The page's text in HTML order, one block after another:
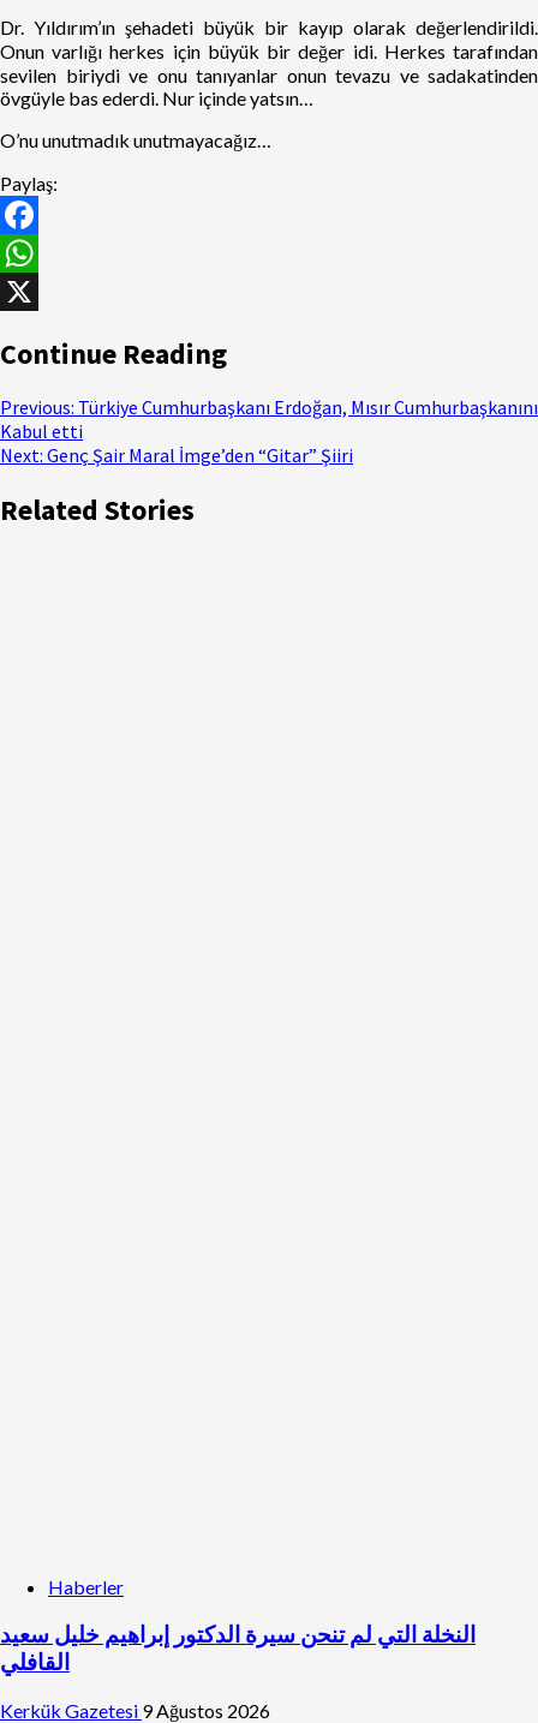
Dr. Yıldırım’ın şehadeti büyük bir kayıp olarak değerlendirildi.
Onun varlığı herkes için büyük bir değer idi. Herkes tarafından
sevilen biriydi ve onu tanıyanlar onun tevazu ve sadakatinden
övgüyle bas ederdi. Nur içinde yatsın…
O’nu unutmadık unutmayacağız…
Paylaş:
Facebook
WhatsApp
Continue Reading
Previous: Türkiye Cumhurbaşkanı Erdoğan, Mısır Cumhurbaşkanını
Kabul etti
Next: Genç Şair Maral İmge’den “Gitar” Şiiri
Related Stories
Haberler
النخلة التي لم تنحن سيرة الدكتور إبراهيم خليل سعيد
القافلي
Kerkük Gazetesi 9 Ağustos 2026